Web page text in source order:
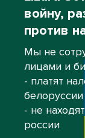
войну,
против
Мы не
лицами и
- платят
белоруссии
- не
россии